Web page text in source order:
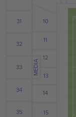
10
11
12
13
14
15
31
32
33
34
35
MEDIA